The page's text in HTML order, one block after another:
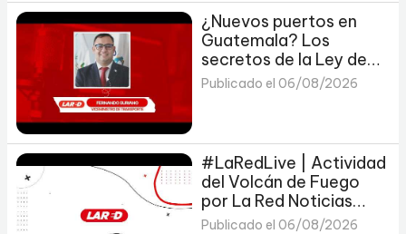
¿Nuevos puertos en
Guatemala? Los
secretos de la Ley de
Autoridad Portuaria
Publicado el 06/08/2026
#LaRedLive | Actividad
del Volcán de Fuego
por La Red Noticias
106.1
Publicado el 06/08/2026